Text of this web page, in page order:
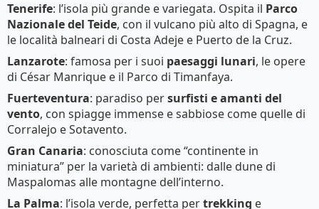
Tenerife: l’isola più grande e variegata. Ospita il Parco
Nazionale del Teide, con il vulcano più alto di Spagna, e
le località balneari di Costa Adeje e Puerto de la Cruz.
Lanzarote: famosa per i suoi paesaggi lunari, le opere
di César Manrique e il Parco di Timanfaya.
Fuerteventura: paradiso persurfisti e amanti del
vento, con spiagge immense e sabbiose come quelle di
Corralejo e Sotavento.
Gran Canaria: conosciuta come “continente in
miniatura” per la varietà di ambienti: dalle dune di
Maspalomas alle montagne dell’interno.
La Palma: l’isola verde, perfetta pertrekking e